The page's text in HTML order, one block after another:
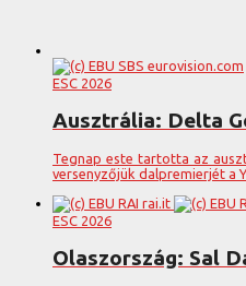
ESC 2026
Ausztrália: Delta
Tegnap este tartotta az
versenyzőjük dalpremierjét a
ESC 2026
Olaszország: Sal